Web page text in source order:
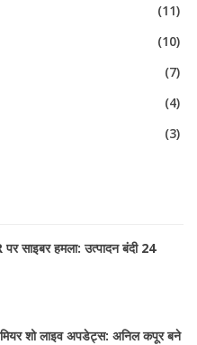
(11)
(10)
(7)
(4)
(3)
साइबर हमला: उत्पादन बंदी 24
शो लाइव अपडेट्स: अनिल कपूर बने